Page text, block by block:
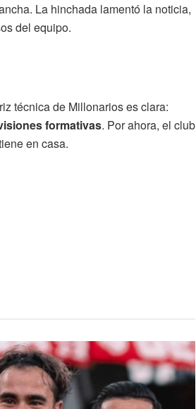
La hinchada lamentó la noticia,
del equipo.
técnica de Millonarios es clara:
formativas. Por ahora, el club
en casa.